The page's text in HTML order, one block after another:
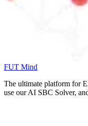
FUT Mind
The ultimate platform for
use our AI SBC Solver,